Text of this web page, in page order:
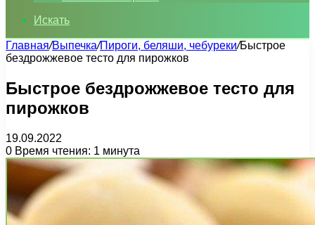
Искать
Главная/Выпечка/Пироги, беляши, чебуреки/Быстрое
бездрожжевое тесто для пирожков
Быстрое бездрожжевое тесто для
пирожков
19.09.2022
0 Время чтения: 1 минута